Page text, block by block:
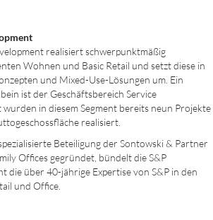
realisiert schwerpunktmäßig
Wohnen und Basic Retail und setzt diese in
und Mixed-Use-Lösungen um. Ein
ist der Geschäftsbereich Service
wurden in diesem Segment bereits neun Projekte
realisiert.
Beteiligung der Sontowski & Partner
Offices gegründet, bündelt die S&P
die über 40-jährige Expertise von S&P in den
und Office.